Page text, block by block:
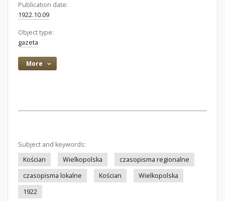
Publication date:
1922.10.09
Object type:
gazeta
More
Subject and keywords:
Kościan
Wielkopolska
czasopisma regionalne
czasopisma lokalne
Kościan
Wielkopolska
1922